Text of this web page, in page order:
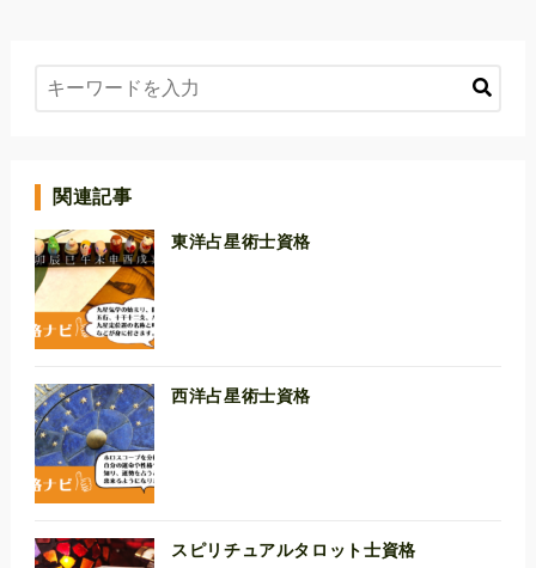
関連記事
東洋占星術士資格
西洋占星術士資格
スピリチュアルタロット士資格